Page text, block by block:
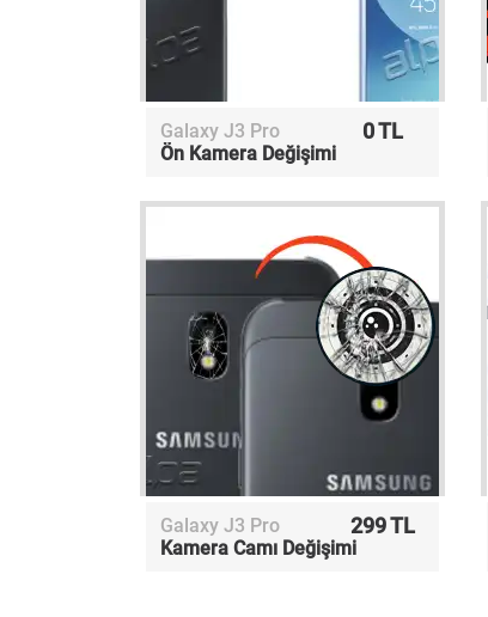
Galaxy J3 Pro 0 TL
Ön Kamera Değişimi
Galaxy J3 Pro 299 TL
Kamera Camı Değişimi